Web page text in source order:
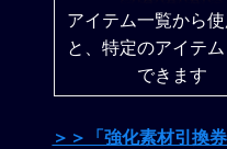
アイテム一覧から
と、特定のアイテ
できます
＞＞「強化素材引換